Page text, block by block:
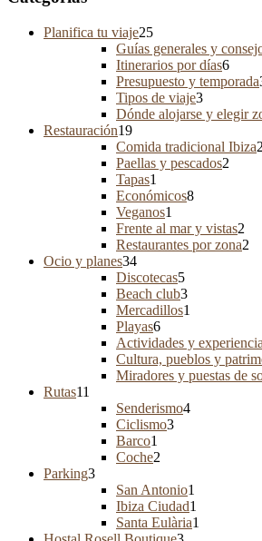
Planifica tu viaje25
Guías generales y
Itinerarios por días6
Presupuesto y temporada
Tipos de viaje3
Dónde alojarse y elegir
Restauración19
Comida tradicional Ibiza2
Paellas y pescados2
Tapas1
Económicos8
Veganos1
Frente al mar y vistas2
Restaurantes por zona2
Ocio y planes34
Discotecas5
Beach club3
Mercadillos1
Playas6
Actividades y
Cultura, pueblos y
Miradores y puestas de
Rutas11
Senderismo4
Ciclismo3
Barco1
Coche2
Parking3
San Antonio1
Ibiza Ciudad1
Santa Eulària1